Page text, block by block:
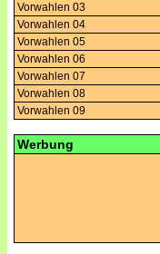
Vorwahlen 03
Vorwahlen 04
Vorwahlen 05
Vorwahlen 06
Vorwahlen 07
Vorwahlen 08
Vorwahlen 09
Werbung